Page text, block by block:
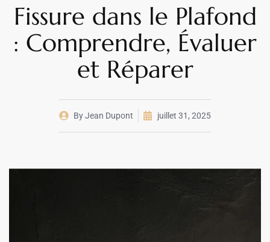
Fissure dans le Plafond
: Comprendre, Évaluer
et Réparer
ByJean Dupont juillet 31, 2025